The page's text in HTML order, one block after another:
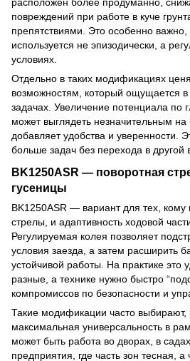
расположен более продуманно,
повреждений при работе в куче
препятствиями. Это особенно важно,
используется не эпизодически, а
условиях.
Отдельно в таких модификациях
возможностям, который ощущается
задачах. Увеличение потенциала по
может выглядеть незначительным на
добавляет удобства и уверенности.
больше задач без перехода в другой
BK1250ASR — поворотная
гусеницы
BK1250ASR — вариант для тех,
стрелы, и адаптивность ходовой
Регулируемая колея позволяет
условия заезда, а затем расширить
устойчивой работы. На практике это
разные, а технике нужно быстро
компромиссов по безопасности и
Такие модификации часто выбирают,
максимальная универсальность в
может быть работа во дворах, в
предприятия, где часть зон тесная,